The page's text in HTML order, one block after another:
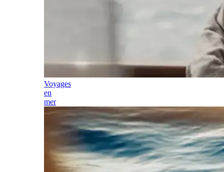
Voyages
en
mer